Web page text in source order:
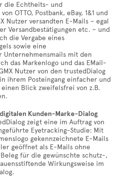
die Echtheits- und
OTTO, Postbank, eBay, 1&1 und
Nutzer versandten E-Mails – egal
Versandbestätigungen etc. – und
die Vergabe eines
sowie eine
Unternehmensmails mit den
das Markenlogo und das EMail-
Nutzer von den trustedDialog
ihrem Posteingang einfacher und
Blick zweifelsfrei von z.B.
Kunden-Marke-Dialog
zeigt eine im Auftrag von
Eyetracking-Studie: Mit
gekennzeichnete E-Mails
geöffnet als E-Mails ohne
für die gewünschte schutz-,
Wirkungsweise im